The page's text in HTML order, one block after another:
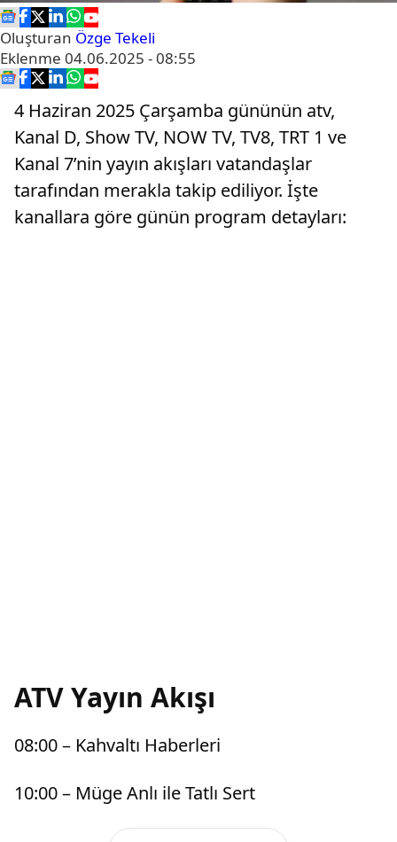
Oluşturan Özge Tekeli
Eklenme 04.06.2025 - 08:55
4 Haziran 2025 Çarşamba gününün atv,
Kanal D, Show TV, NOW TV, TV8, TRT 1 ve
Kanal 7’nin yayın akışları vatandaşlar
tarafından merakla takip ediliyor. İşte
kanallara göre günün program detayları:
ATV Yayın Akışı
08:00 – Kahvaltı Haberleri
10:00 – Müge Anlı ile Tatlı Sert